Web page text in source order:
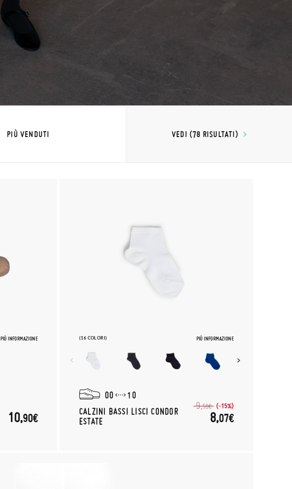
VEDI (78 RISULTATI)
PIÙ INFORMAZIONE
10,90€
(16 COLORI) PIÙ INFORMAZIONE
00
10
CALZINI BASSI LISCI CONDOR
ESTATE
9,50€ (-15%)
8,07€